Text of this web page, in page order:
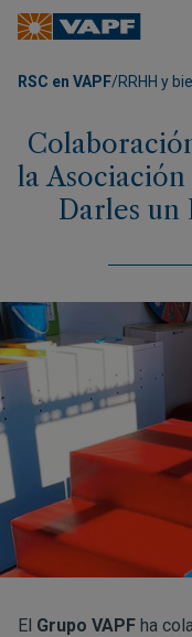
RSC en VAPF/RRHH y
la
Darles un
El Grupo VAPF ha